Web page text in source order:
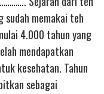
sudah memakai teh
4.000 tahun yang
mendapatkan
kesehatan. Tahun
sebagai